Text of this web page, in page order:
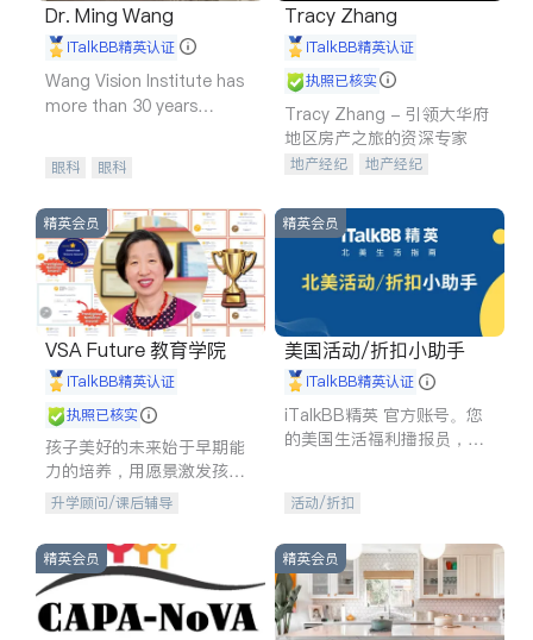
Dr. Ming Wang
iTalkBB精英认证
Wang Vision Institute has
more than 30 years
眼科 眼科
Tracy Zhang
iTalkBB精英认证
执照已核实
Tracy Zhang - 引领大华府
地区房产之旅的资深专家
地产经纪
地产经纪
商铺租售
精英会员
VSA Future 教育学院
iTalkBB精英认证
执照已核实
孩子美好的未来始于早期能
力的培养，用愿景激发孩子
的学习潜力和动力。理念：
石。
升学顾问/课后辅导
精英会员
美国活动/折扣小助手
iTalkBB精英认证
iTalkBB精英 官方账号。您
的美国生活福利播报员，精
专属福利。
活动/折扣
精英会员 精英会员